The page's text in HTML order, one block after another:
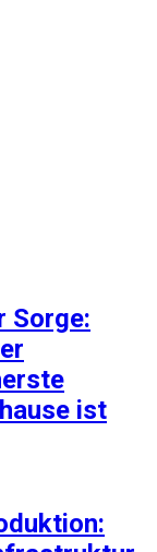
Sorge:
ist